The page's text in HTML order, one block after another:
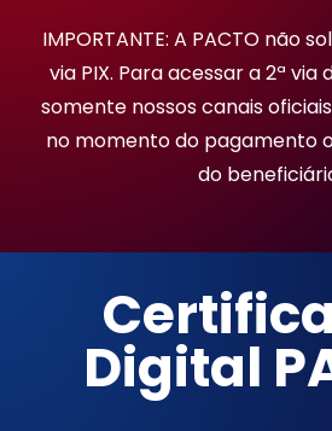
IMPORTANTE: A PACTO não
via PIX. Para acessar a 2ª via
somente nossos canais
no momento do pagamento
do
Digital